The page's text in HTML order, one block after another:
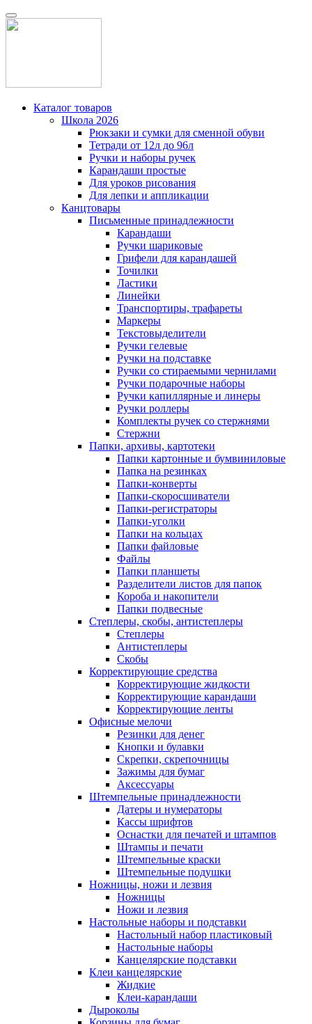
Каталог товаров
Школа 2026
Рюкзаки и сумки для сменной обуви
Тетради от 12л до 96л
Ручки и наборы ручек
Карандаши простые
Для уроков рисования
Для лепки и аппликации
Канцтовары
Письменные принадлежности
Карандаши
Ручки шариковые
Грифели для карандашей
Точилки
Ластики
Линейки
Транспортиры, трафареты
Маркеры
Текстовыделители
Ручки гелевые
Ручки на подставке
Ручки со стираемыми чернилами
Ручки подарочные наборы
Ручки капиллярные и линеры
Ручки роллеры
Комплекты ручек со стержнями
Стержни
Папки, архивы, картотеки
Папки картонные и бумвиниловые
Папка на резинках
Папки-конверты
Папки-скоросшиватели
Папки-регистраторы
Папки-уголки
Папки на кольцах
Папки файловые
Файлы
Папки планшеты
Разделители листов для папок
Короба и накопители
Папки подвесные
Степлеры, скобы, антистеплеры
Степлеры
Антистеплеры
Скобы
Корректирующие средства
Корректирующие жидкости
Корректирующие карандаши
Корректирующие ленты
Офисные мелочи
Резинки для денег
Кнопки и булавки
Скрепки, скрепочницы
Зажимы для бумаг
Аксессуары
Штемпельные принадлежности
Датеры и нумераторы
Кассы шрифтов
Оснастки для печатей и штампов
Штампы и печати
Штемпельные краски
Штемпельные подушки
Ножницы, ножи и лезвия
Ножницы
Ножи и лезвия
Настольные наборы и подставки
Настольный набор пластиковый
Настольные наборы
Канцелярские подставки
Клеи канцелярские
Жидкие
Клеи-карандаши
Дыроколы